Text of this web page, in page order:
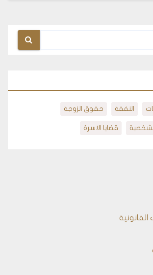
النفقة حقوق الزوجة
قضايا الاسرة
القانونية